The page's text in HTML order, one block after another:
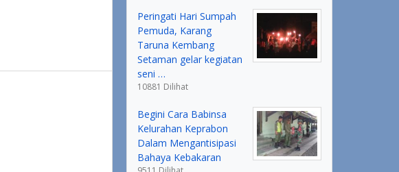
Peringati Hari Sumpah
Pemuda, Karang
Taruna Kembang
Setaman gelar kegiatan
seni …
10881 Dilihat
Begini Cara Babinsa
Kelurahan Keprabon
Dalam Mengantisipasi
Bahaya Kebakaran